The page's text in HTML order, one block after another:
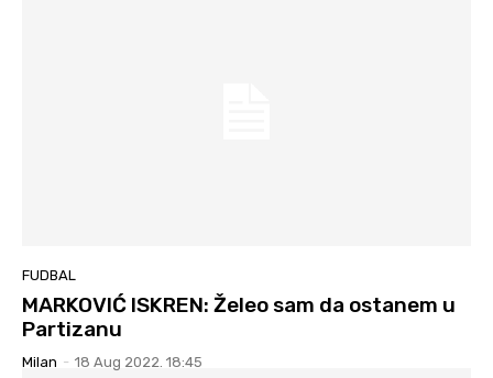
FUDBAL
MARKOVIĆ ISKREN: Želeo sam da ostanem u
Partizanu
Milan - 18 Aug 2022. 18:45